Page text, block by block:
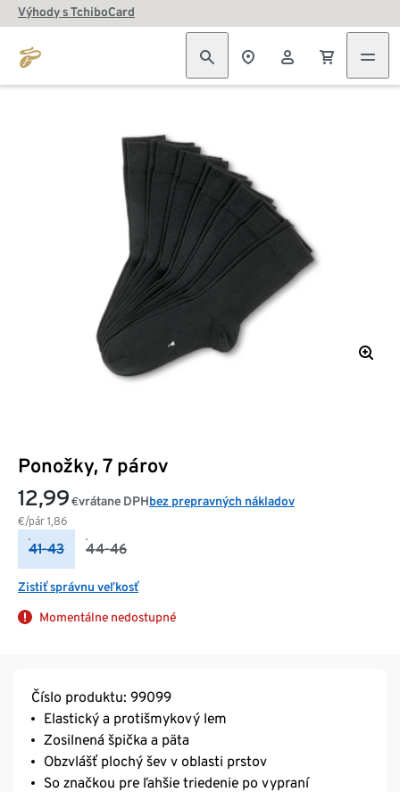
Výhody s TchiboCard
Ponožky, 7 párov
12,99 €
€/pár 1,86
vrátane DPHbez prepravných nákladov
41-43 44-46
Zistiť správnu veľkosť
Momentálne nedostupné
Číslo produktu: 99099
Elastický a protišmykový lem
Zosilnená špička a päta
Obzvlášť plochý šev v oblasti prstov
So značkou pre ľahšie triedenie po vypraní